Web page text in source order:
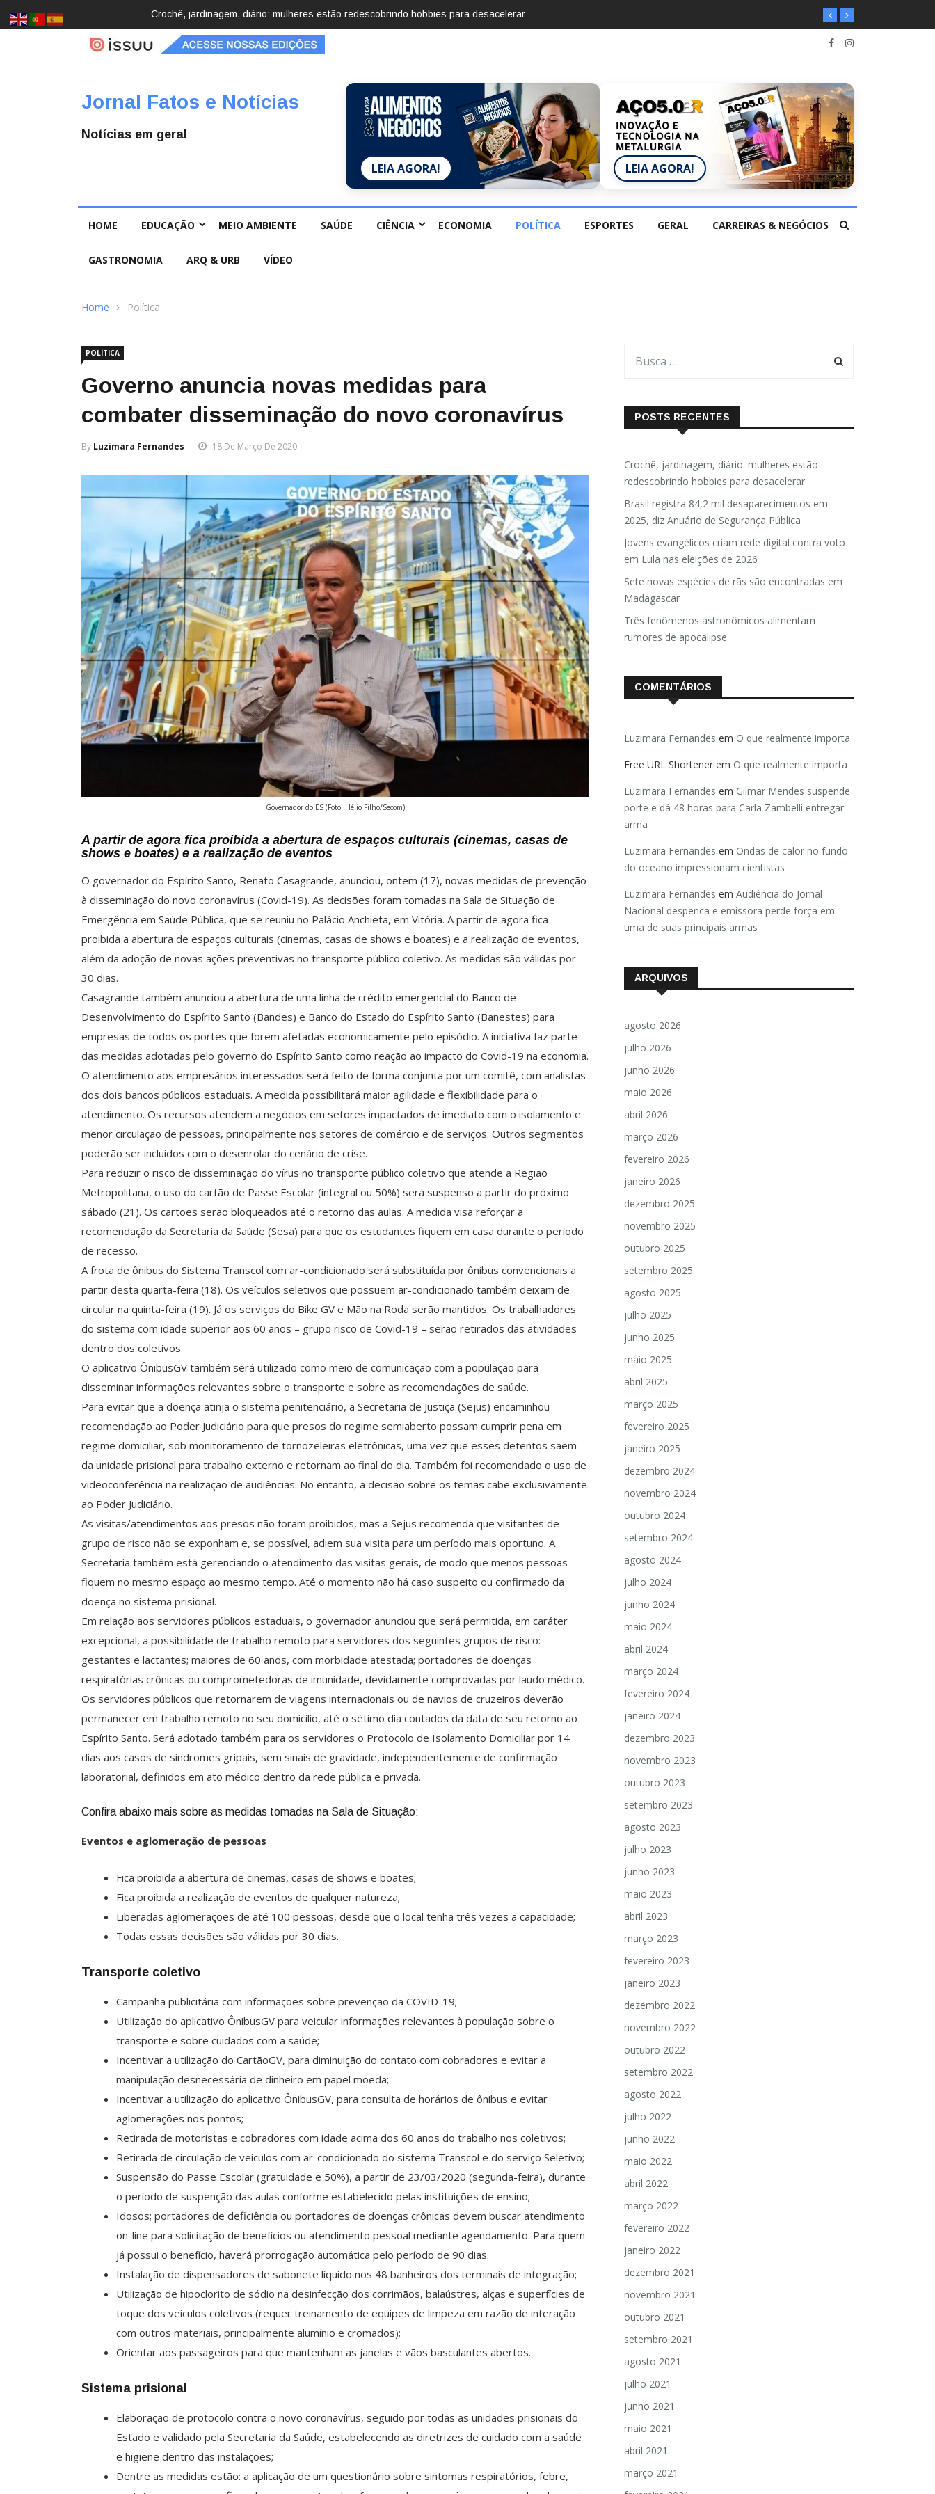
Brasil registra 84,2 mil desaparecimentos em 2025, diz Anuário de Segurança Pública
Jornal Fatos e Notícias
Notícias em geral
LEIA AGORA! LEIA AGORA!
HOME EDUCAÇÃO MEIO AMBIENTE SAÚDE CIÊNCIA ECONOMIA POLÍTICA ESPORTES GERAL CARREIRAS & NEGÓCIOS
GASTRONOMIA ARQ & URB VÍDEO
Home Política
POLÍTICA
Governo anuncia novas medidas para
combater disseminação do novo coronavírus
By Luzimara Fernandes 18 De Março De 2020
Governador do ES (Foto: Hélio Filho/Secom)
A partir de agora fica proibida a abertura de espaços culturais (cinemas, casas de
shows e boates) e a realização de eventos
O governador do Espírito Santo, Renato Casagrande, anunciou, ontem (17), novas medidas de prevenção
à disseminação do novo coronavírus (Covid-19). As decisões foram tomadas na Sala de Situação de
Emergência em Saúde Pública, que se reuniu no Palácio Anchieta, em Vitória. A partir de agora fica
proibida a abertura de espaços culturais (cinemas, casas de shows e boates) e a realização de eventos,
além da adoção de novas ações preventivas no transporte público coletivo. As medidas são válidas por
30 dias.
Casagrande também anunciou a abertura de uma linha de crédito emergencial do Banco de
Desenvolvimento do Espírito Santo (Bandes) e Banco do Estado do Espírito Santo (Banestes) para
empresas de todos os portes que forem afetadas economicamente pelo episódio. A iniciativa faz parte
das medidas adotadas pelo governo do Espírito Santo como reação ao impacto do Covid-19 na economia.
O atendimento aos empresários interessados será feito de forma conjunta por um comitê, com analistas
dos dois bancos públicos estaduais. A medida possibilitará maior agilidade e flexibilidade para o
atendimento. Os recursos atendem a negócios em setores impactados de imediato com o isolamento e
menor circulação de pessoas, principalmente nos setores de comércio e de serviços. Outros segmentos
poderão ser incluídos com o desenrolar do cenário de crise.
Para reduzir o risco de disseminação do vírus no transporte público coletivo que atende a Região
Metropolitana, o uso do cartão de Passe Escolar (integral ou 50%) será suspenso a partir do próximo
sábado (21). Os cartões serão bloqueados até o retorno das aulas. A medida visa reforçar a
recomendação da Secretaria da Saúde (Sesa) para que os estudantes fiquem em casa durante o período
de recesso.
A frota de ônibus do Sistema Transcol com ar-condicionado será substituída por ônibus convencionais a
partir desta quarta-feira (18). Os veículos seletivos que possuem ar-condicionado também deixam de
circular na quinta-feira (19). Já os serviços do Bike GV e Mão na Roda serão mantidos. Os trabalhadores
do sistema com idade superior aos 60 anos – grupo risco de Covid-19 – serão retirados das atividades
dentro dos coletivos.
O aplicativo ÔnibusGV também será utilizado como meio de comunicação com a população para
disseminar informações relevantes sobre o transporte e sobre as recomendações de saúde.
Para evitar que a doença atinja o sistema penitenciário, a Secretaria de Justiça (Sejus) encaminhou
recomendação ao Poder Judiciário para que presos do regime semiaberto possam cumprir pena em
regime domiciliar, sob monitoramento de tornozeleiras eletrônicas, uma vez que esses detentos saem
da unidade prisional para trabalho externo e retornam ao final do dia. Também foi recomendado o uso de
videoconferência na realização de audiências. No entanto, a decisão sobre os temas cabe exclusivamente
ao Poder Judiciário.
As visitas/atendimentos aos presos não foram proibidos, mas a Sejus recomenda que visitantes de
grupo de risco não se exponham e, se possível, adiem sua visita para um período mais oportuno. A
Secretaria também está gerenciando o atendimento das visitas gerais, de modo que menos pessoas
fiquem no mesmo espaço ao mesmo tempo. Até o momento não há caso suspeito ou confirmado da
doença no sistema prisional.
Em relação aos servidores públicos estaduais, o governador anunciou que será permitida, em caráter
excepcional, a possibilidade de trabalho remoto para servidores dos seguintes grupos de risco:
gestantes e lactantes; maiores de 60 anos, com morbidade atestada; portadores de doenças
respiratórias crônicas ou comprometedoras de imunidade, devidamente comprovadas por laudo médico.
Os servidores públicos que retornarem de viagens internacionais ou de navios de cruzeiros deverão
permanecer em trabalho remoto no seu domicílio, até o sétimo dia contados da data de seu retorno ao
Espírito Santo. Será adotado também para os servidores o Protocolo de Isolamento Domiciliar por 14
dias aos casos de síndromes gripais, sem sinais de gravidade, independentemente de confirmação
laboratorial, definidos em ato médico dentro da rede pública e privada.
Confira abaixo mais sobre as medidas tomadas na Sala de Situação:
Eventos e aglomeração de pessoas
Fica proibida a abertura de cinemas, casas de shows e boates;
Fica proibida a realização de eventos de qualquer natureza;
Liberadas aglomerações de até 100 pessoas, desde que o local tenha três vezes a capacidade;
Todas essas decisões são válidas por 30 dias.
Transporte coletivo
Campanha publicitária com informações sobre prevenção da COVID-19;
Utilização do aplicativo ÔnibusGV para veicular informações relevantes à população sobre o
transporte e sobre cuidados com a saúde;
Incentivar a utilização do CartãoGV, para diminuição do contato com cobradores e evitar a
manipulação desnecessária de dinheiro em papel moeda;
Incentivar a utilização do aplicativo ÔnibusGV, para consulta de horários de ônibus e evitar
aglomerações nos pontos;
Retirada de motoristas e cobradores com idade acima dos 60 anos do trabalho nos coletivos;
Retirada de circulação de veículos com ar-condicionado do sistema Transcol e do serviço Seletivo;
Suspensão do Passe Escolar (gratuidade e 50%), a partir de 23/03/2020 (segunda-feira), durante
o período de suspenção das aulas conforme estabelecido pelas instituições de ensino;
Idosos; portadores de deficiência ou portadores de doenças crônicas devem buscar atendimento
on-line para solicitação de benefícios ou atendimento pessoal mediante agendamento. Para quem
já possui o benefício, haverá prorrogação automática pelo período de 90 dias.
Instalação de dispensadores de sabonete líquido nos 48 banheiros dos terminais de integração;
Utilização de hipoclorito de sódio na desinfecção dos corrimãos, balaústres, alças e superfícies de
toque dos veículos coletivos (requer treinamento de equipes de limpeza em razão de interação
com outros materiais, principalmente alumínio e cromados);
Orientar aos passageiros para que mantenham as janelas e vãos basculantes abertos.
Sistema prisional
Elaboração de protocolo contra o novo coronavírus, seguido por todas as unidades prisionais do
Estado e validado pela Secretaria da Saúde, estabelecendo as diretrizes de cuidado com a saúde
e higiene dentro das instalações;
Dentre as medidas estão: a aplicação de um questionário sobre sintomas respiratórios, febre,
POSTS RECENTES
Crochê, jardinagem, diário: mulheres estão
redescobrindo hobbies para desacelerar
Brasil registra 84,2 mil desaparecimentos em
2025, diz Anuário de Segurança Pública
Jovens evangélicos criam rede digital contra voto
em Lula nas eleições de 2026
Sete novas espécies de rãs são encontradas em
Madagascar
Três fenômenos astronômicos alimentam
rumores de apocalipse
COMENTÁRIOS
Luzimara Fernandes em O que realmente importa
Free URL Shortener em O que realmente importa
Luzimara Fernandes em Gilmar Mendes suspende
porte e dá 48 horas para Carla Zambelli entregar
arma
Luzimara Fernandes em Ondas de calor no fundo
do oceano impressionam cientistas
Luzimara Fernandes em Audiência do Jornal
Nacional despenca e emissora perde força em
uma de suas principais armas
ARQUIVOS
agosto 2026
julho 2026
junho 2026
maio 2026
abril 2026
março 2026
fevereiro 2026
janeiro 2026
dezembro 2025
novembro 2025
outubro 2025
setembro 2025
agosto 2025
julho 2025
junho 2025
maio 2025
abril 2025
março 2025
fevereiro 2025
janeiro 2025
dezembro 2024
novembro 2024
outubro 2024
setembro 2024
agosto 2024
julho 2024
junho 2024
maio 2024
abril 2024
março 2024
fevereiro 2024
janeiro 2024
dezembro 2023
novembro 2023
outubro 2023
setembro 2023
agosto 2023
julho 2023
junho 2023
maio 2023
abril 2023
março 2023
fevereiro 2023
janeiro 2023
dezembro 2022
novembro 2022
outubro 2022
setembro 2022
agosto 2022
julho 2022
junho 2022
maio 2022
abril 2022
março 2022
fevereiro 2022
janeiro 2022
dezembro 2021
novembro 2021
outubro 2021
setembro 2021
agosto 2021
julho 2021
junho 2021
maio 2021
abril 2021
março 2021